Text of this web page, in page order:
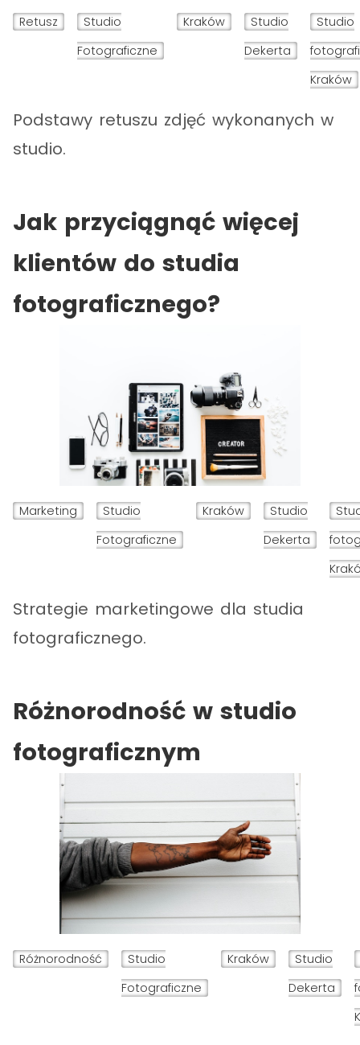
Retusz
Studio
Fotograficzne
Kraków
Studio
Dekerta
Studio
Kraków
Podstawy retuszu zdjęć wykonanych w
studio.
Jak przyciągnąć więcej
klientów do studia
fotograficznego?
Marketing
Studio
Fotograficzne
Kraków
Studio
Dekerta
Strategie marketingowe dla studia
fotograficznego.
Różnorodność w studio
fotograficznym
Różnorodność
Studio
Fotograficzne
Kraków
Studio
Dekerta